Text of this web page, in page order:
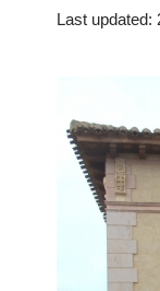
Last updated: